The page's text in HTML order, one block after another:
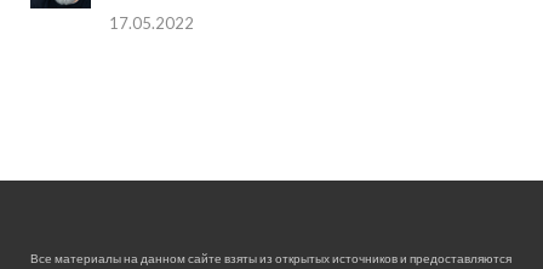
17.05.2022
Все материалы на данном сайте взяты из открытых источников и предоставляются